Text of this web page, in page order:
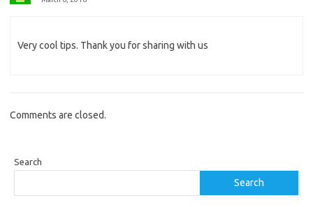
Very cool tips. Thank you for sharing with us
Comments are closed.
Search
Search